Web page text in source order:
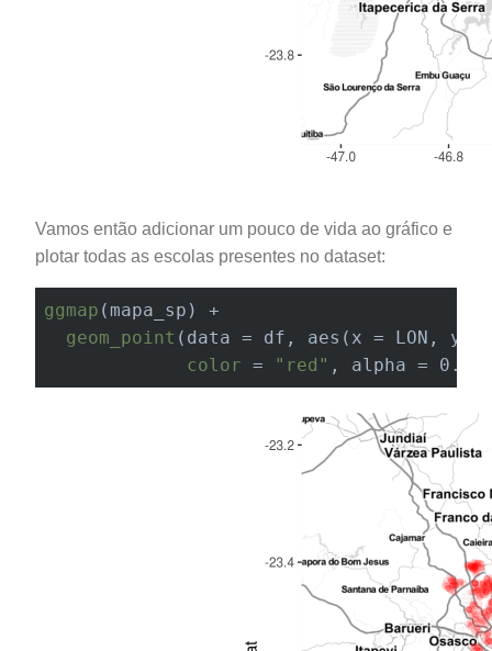
Vamos então adicionar um pouco de vida ao gráfico e
plotar todas as escolas presentes no dataset:
ggmap (mapa_sp) +
geom_point (data = df, aes(x = LON, y =
color = "red" , alpha = 0.1)